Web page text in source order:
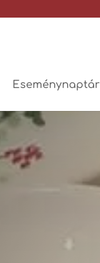
Eseménynaptár